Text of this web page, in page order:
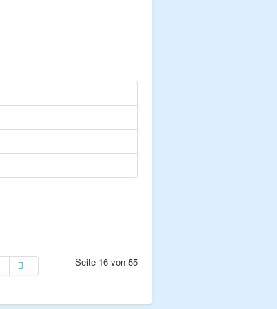
Seite 16 von 55